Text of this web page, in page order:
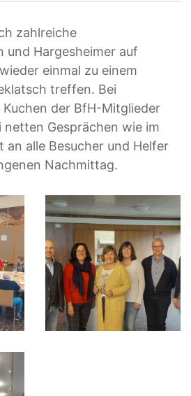
zahlreiche
und Hargesheimer auf
einmal zu einem
treffen. Bei
der BfH-Mitglieder
Gesprächen wie im
an alle Besucher und Helfer
Nachmittag.